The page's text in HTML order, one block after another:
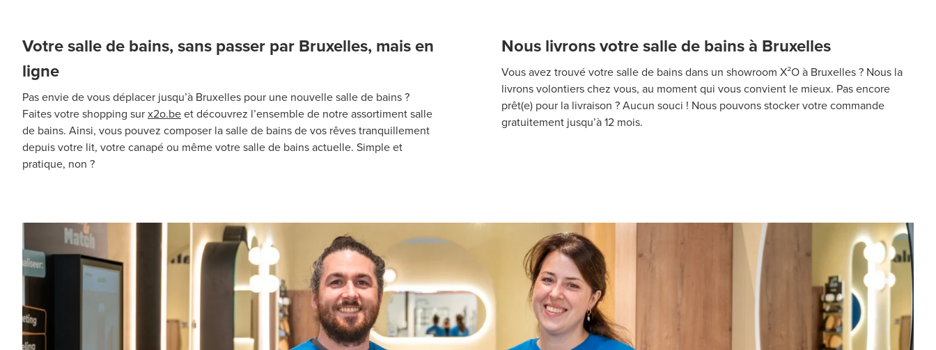
Votre salle de bains, sans passer par Bruxelles, mais en
ligne
Pas envie de vous déplacer jusqu’à Bruxelles pour une nouvelle salle de bains ?
Faites votre shopping surx2o.beet découvrez l’ensemble de notre assortiment salle
de bains. Ainsi, vous pouvez composer la salle de bains de vos rêves tranquillement
depuis votre lit, votre canapé ou même votre salle de bains actuelle. Simple et
pratique, non ?
Nous livrons votre salle de bains à Bruxelles
Vous avez trouvé votre salle de bains dans un showroom X²O à Bruxelles ? Nous la
livrons volontiers chez vous, au moment qui vous convient le mieux. Pas encore
prêt(e) pour la livraison ? Aucun souci ! Nous pouvons stocker votre commande
gratuitement jusqu’à 12 mois.